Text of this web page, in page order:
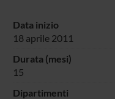
Data inizio
18 aprile 2011
Durata (mesi)
15
Dipartimenti